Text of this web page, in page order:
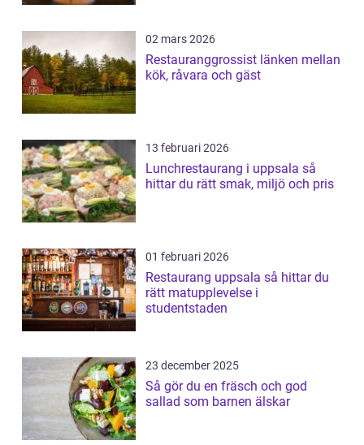
02 mars 2026
Restauranggrossist länken mellan
kök, råvara och gäst
13 februari 2026
Lunchrestaurang i uppsala så
hittar du rätt smak, miljö och pris
01 februari 2026
Restaurang uppsala så hittar du
rätt matupplevelse i
studentstaden
23 december 2025
Så gör du en fräsch och god
sallad som barnen älskar